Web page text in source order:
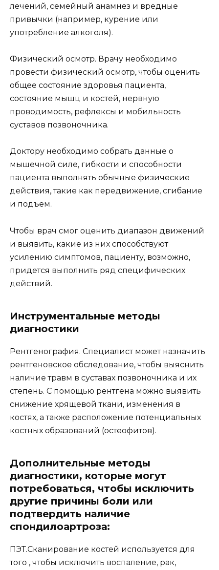
лечений, семейный анамнез и вредные
привычки (например, курение или
употребление алкоголя).
Физический осмотр. Врачу необходимо
провести физический осмотр, чтобы оценить
общее состояние здоровья пациента,
состояние мышц и костей, нервную
проводимость, рефлексы и мобильность
суставов позвоночника.
Доктору необходимо собрать данные о
мышечной силе, гибкости и способности
пациента выполнять обычные физические
действия, такие как передвижение, сгибание
и подъем.
Чтобы врач смог оценить диапазон движений
и выявить, какие из них способствуют
усилению симптомов, пациенту, возможно,
придется выполнить ряд специфических
действий.
Инструментальные методы
диагностики
Рентгенография. Специалист может назначить
рентгеновское обследование, чтобы выяснить
наличие травм в суставах позвоночника и их
степень. С помощью рентгена можно выявить
снижение хрящевой ткани, изменения в
костях, а также расположение потенциальных
костных образований (остеофитов).
Дополнительные методы
диагностики, которые могут
потребоваться, чтобы исключить
другие причины боли или
подтвердить наличие
спондилоартроза:
ПЭТ.Сканирование костей используется для
того , чтобы исключить воспаление, рак,